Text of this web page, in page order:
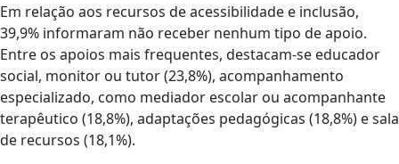
Em relação aos recursos de acessibilidade e inclusão,
39,9% informaram não receber nenhum tipo de apoio.
Entre os apoios mais frequentes, destacam-se educador
social, monitor ou tutor (23,8%), acompanhamento
especializado, como mediador escolar ou acompanhante
terapêutico (18,8%), adaptações pedagógicas (18,8%) e sala
de recursos (18,1%).